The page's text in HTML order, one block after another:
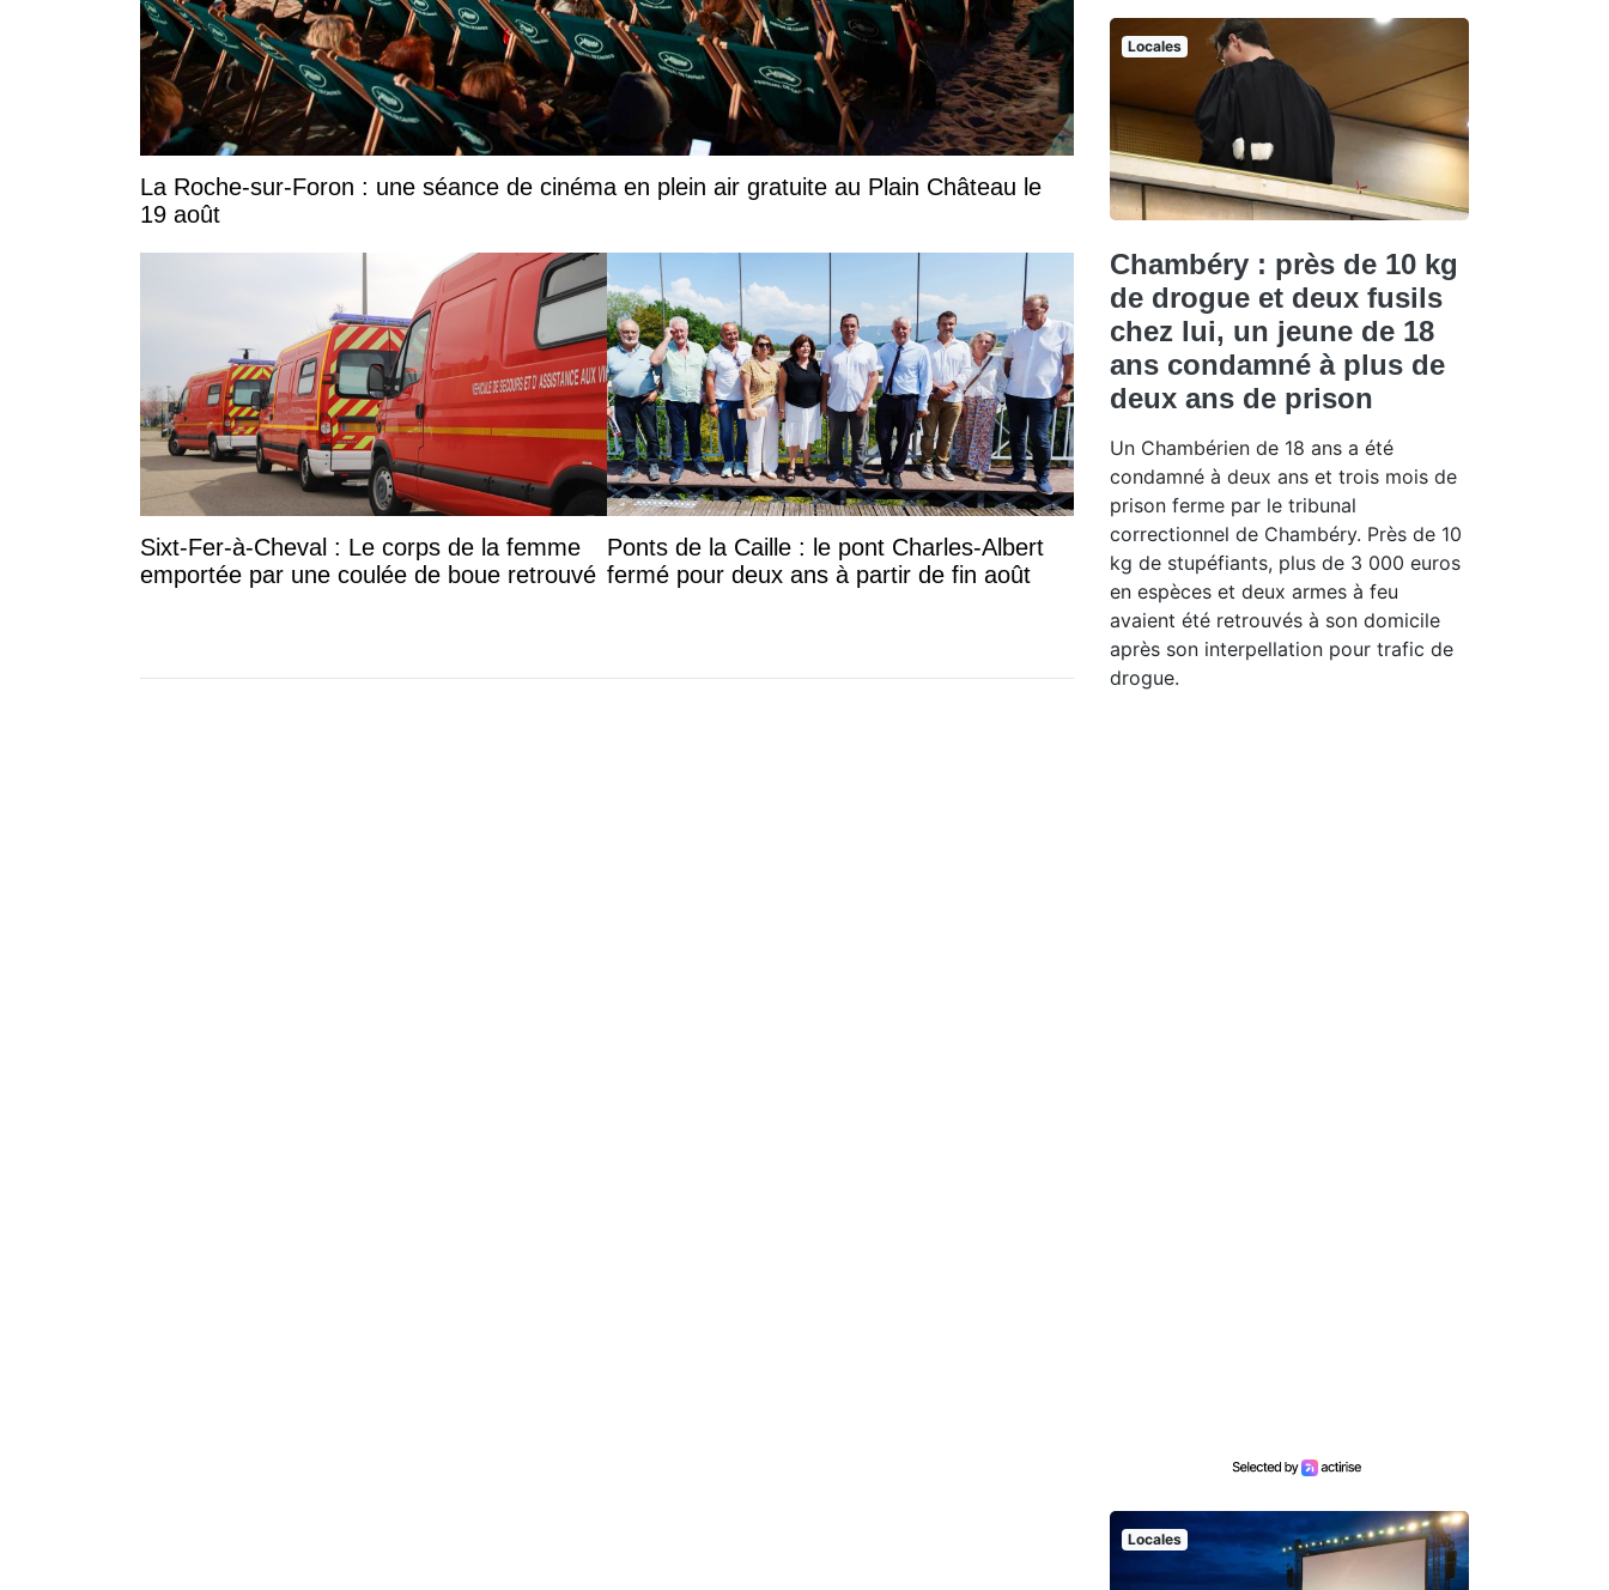
La Roche-sur-Foron : une séance de cinéma en plein air gratuite au Plain Château le
19 août
Sixt-Fer-à-Cheval : Le corps de la femme
emportée par une coulée de boue retrouvé
Ponts de la Caille : le pont Charles-Albert
fermé pour deux ans à partir de fin août
Locales
Chambéry : près de 10 kg
de drogue et deux fusils
chez lui, un jeune de 18
ans condamné à plus de
deux ans de prison
Un Chambérien de 18 ans a été
condamné à deux ans et trois mois de
prison ferme par le tribunal
correctionnel de Chambéry. Près de 10
kg de stupéfiants, plus de 3 000 euros
en espèces et deux armes à feu
avaient été retrouvés à son domicile
après son interpellation pour trafic de
drogue.
Locales